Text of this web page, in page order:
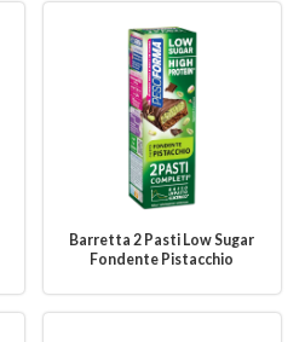
Barretta 2 Pasti Low Sugar
Fondente Pistacchio